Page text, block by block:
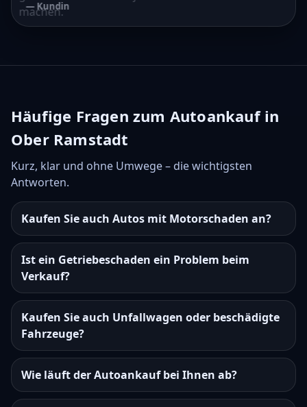
machen.
— Kundin
Häufige Fragen zum Autoankauf in
Ober Ramstadt
Kurz, klar und ohne Umwege – die wichtigsten
Antworten.
Kaufen Sie auch Autos mit Motorschaden an?
Ist ein Getriebeschaden ein Problem beim
Verkauf?
Kaufen Sie auch Unfallwagen oder beschädigte
Fahrzeuge?
Wie läuft der Autoankauf bei Ihnen ab?